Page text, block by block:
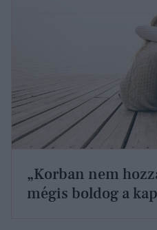
„Korban nem
mégis boldog a